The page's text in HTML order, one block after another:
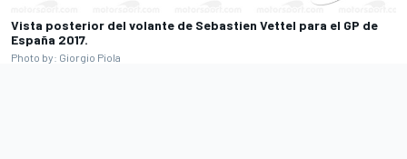
Vista posterior del volante de Sebastien Vettel para el GP de
España 2017.
Photo by: Giorgio Piola